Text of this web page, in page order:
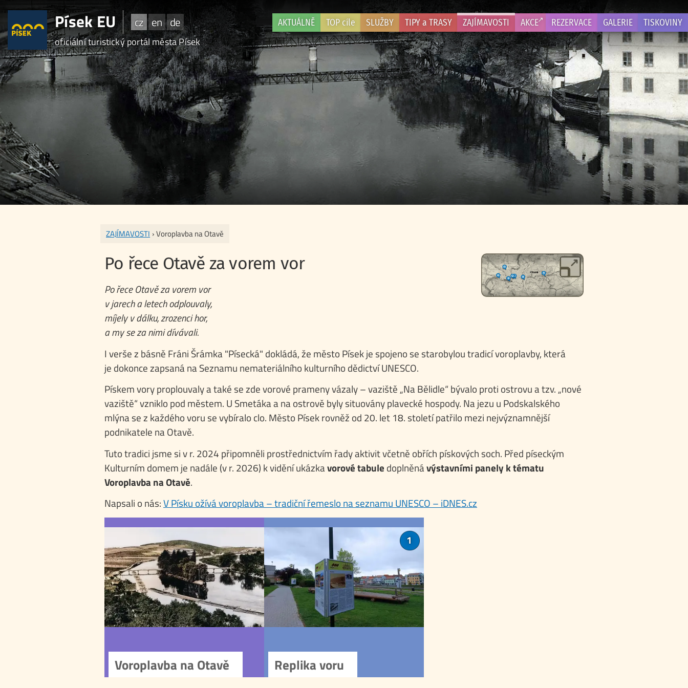
Písek EU cz en de
oficiální turistický portál města Písek
AKTUÁLNĚ TOP cíle SLUŽBY TIPY a TRASY ZAJÍMAVOSTI AKCE REZERVACE GALERIE TISKOVINY
ZAJÍMAVOSTI › Voroplavba na Otavě
Po řece Otavě za vorem vor
Po řece Otavě za vorem vor
v jarech a letech odplouvaly,
míjely v dálku, zrozenci hor,
a my se za nimi dívávali.
I verše z básně Fráni Šrámka "Písecká" dokládá, že město Písek je spojeno se starobylou tradicí voroplavby, která
je dokonce zapsaná na Seznamu nemateriálního kulturního dědictví UNESCO.
Pískem vory proplouvaly a také se zde vorové prameny vázaly – vaziště „Na Bělidle“ bývalo proti ostrovu a tzv. „nové
vaziště“ vzniklo pod městem. U Smetáka a na ostrově byly situovány plavecké hospody. Na jezu u Podskalského
mlýna se z každého voru se vybíralo clo. Město Písek rovněž od 20. let 18. století patřilo mezi nejvýznamnější
podnikatele na Otavě.
Tuto tradici jsme si v r. 2024 připomněli prostřednictvím řady aktivit včetně obřích pískových soch. Před píseckým
Kulturním domem je nadále (v r. 2026) k vidění ukázkavorové tabule doplněnávýstavními panely k tématu
Voroplavba na Otavě.
Napsali o nás:V Písku ožívá voroplavba – tradiční řemeslo na seznamu UNESCO – iDNES.cz
Voroplavba na Otavě
Voroplavba na řece Otavě
má hluboké historické kořeny
sahající až do 12. století.
Od středověkých privilegií
až po zlatý věk
v 19. a 20. století voroplavba
dřeva přes celé území Čech,
než ji definitivně ukončila
1
Replika voru
Před Kulturním domem v Písku
je od roku 2023 vystavena
replika vorové tabule, která
připomíná význam voroplavby
na řece Otavě pro rozvoj
regionu.